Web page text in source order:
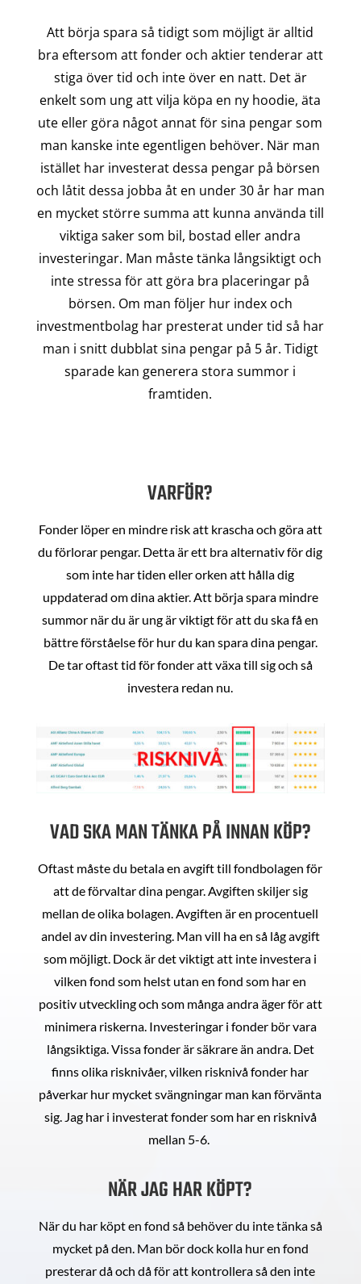
Att börja spara så tidigt som möjligt är alltid
bra eftersom att fonder och aktier tenderar att
stiga över tid och inte över en natt. Det är
enkelt som ung att vilja köpa en ny hoodie, äta
ute eller göra något annat för sina pengar som
man kanske inte egentligen behöver. När man
istället har investerat dessa pengar på börsen
och låtit dessa jobba åt en under 30 år har man
en mycket större summa att kunna använda till
viktiga saker som bil, bostad eller andra
investeringar. Man måste tänka långsiktigt och
inte stressa för att göra bra placeringar på
börsen. Om man följer hur index och
investmentbolag har presterat under tid så har
man i snitt dubblat sina pengar på 5 år. Tidigt
sparade kan generera stora summor i
framtiden.
VARFÖR?
Fonder löper en mindre risk att krascha och göra att
du förlorar pengar. Detta är ett bra alternativ för dig
som inte har tiden eller orken att hålla dig
uppdaterad om dina aktier. Att börja spara mindre
summor när du är ung är viktigt för att du ska få en
bättre förståelse för hur du kan spara dina pengar.
De tar oftast tid för fonder att växa till sig och så
investera redan nu.
VAD SKA MAN TÄNKA PÅ INNAN KÖP?
Oftast måste du betala en avgift till fondbolagen för
att de förvaltar dina pengar. Avgiften skiljer sig
mellan de olika bolagen. Avgiften är en procentuell
andel av din investering. Man vill ha en så låg avgift
som möjligt. Dock är det viktigt att inte investera i
vilken fond som helst utan en fond som har en
positiv utveckling och som många andra äger för att
minimera riskerna. Investeringar i fonder bör vara
långsiktiga. Vissa fonder är säkrare än andra. Det
finns olika risknivåer, vilken risknivå fonder har
påverkar hur mycket svängningar man kan förvänta
sig. Jag har i investerat fonder som har en risknivå
mellan 5-6.
NÄR JAG HAR KÖPT?
När du har köpt en fond så behöver du inte tänka så
mycket på den. Man bör dock kolla hur en fond
presterar då och då för att kontrollera så den inte